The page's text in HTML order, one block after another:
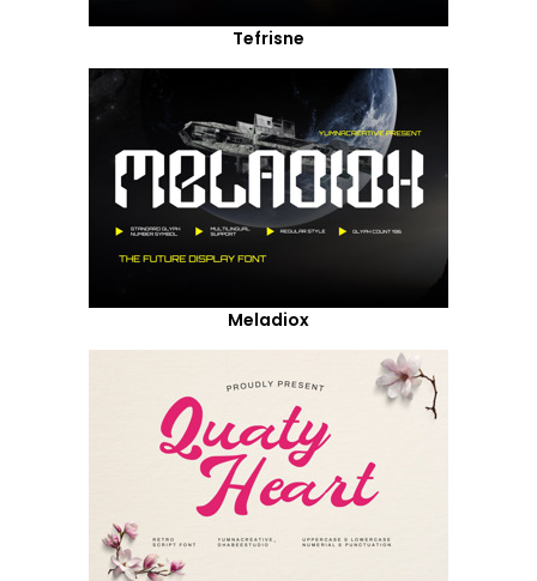
Tefrisne
Meladiox